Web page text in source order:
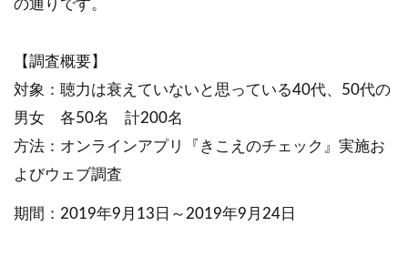
の通りです。
【調査概要】
対象：聴力は衰えていないと思っている40代、50代の
男女 各50名 計200名
方法：オンラインアプリ『きこえのチェック』実施お
よびウェブ調査
期間：2019年9月13日～2019年9月24日